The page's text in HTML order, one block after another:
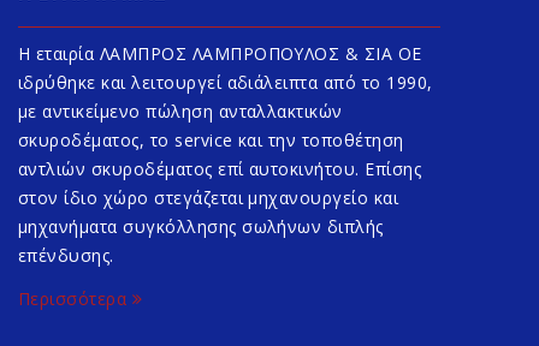
Η εταιρία ΛΑΜΠΡΟΣ ΛΑΜΠΡΟΠΟΥΛΟΣ & ΣΙΑ ΟΕ
ιδρύθηκε και λειτουργεί αδιάλειπτα από το 1990,
με αντικείμενο πώληση ανταλλακτικών
σκυροδέματος, το service και την τοποθέτηση
αντλιών σκυροδέματος επί αυτοκινήτου. Επίσης
στον ίδιο χώρο στεγάζεται μηχανουργείο και
μηχανήματα συγκόλλησης σωλήνων διπλής
επένδυσης.
Περισσότερα